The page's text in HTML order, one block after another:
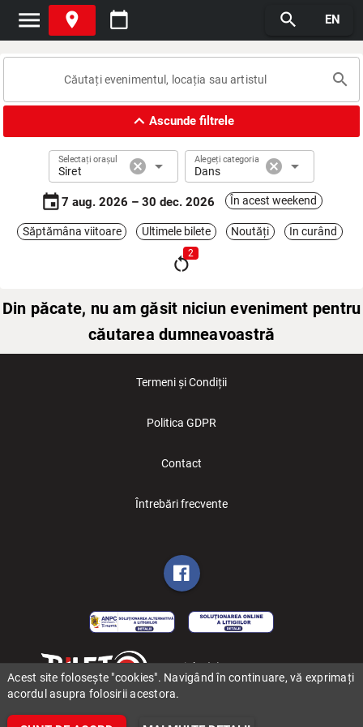
menu place calendar_today search EN
search
expand_lessAscunde filtrele
Selectați orașul
Siret cancel arrow_drop_down Alegeți categoria
Dans cancel arrow_drop_down
event7 aug. 2026 – 30 dec. 2026 În acest weekend
Săptămâna viitoare Ultimele bilete Noutăți In curând
restart_alt
2
Din păcate, nu am găsit niciun eveniment pentru
căutarea dumneavoastră
Termeni și Condiții
Politica GDPR
Contact
Întrebări frecvente
Copyright (C) 2006-2026 BILET.ro
Acest site folosește "cookies". Navigând în continuare, vă exprimați
acordul asupra folosirii acestora.